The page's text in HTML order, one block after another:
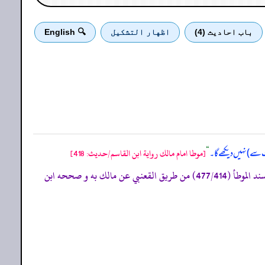
باب احادیث (4) اظهار التشكيل 🔍 English
سے) نہیں دیکھے گا۔“[موطا امام مالك رواية ابن القاسم/حدیث: 418]
«290- الموطأ (رواية يحييٰي بن يحييٰي 914/2 ح 1761، ك 48 ب 5 ح 9) التمهيد 117/17، الاستذكار: 1693، و أخرجه ابوالقاسم الجوهري فى مسند الموطأ (477/414) من طريق القعنبي عن مالك به و صححه ابن